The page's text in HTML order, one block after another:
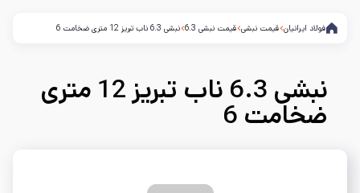
فولاد ایرانیان قیمت نبشی قیمت نبشی 6.3 نبشی 6.3 ناب تبریز 12 متری ضخامت 6
نبشی 6.3 ناب تبریز 12 متری
ضخامت 6